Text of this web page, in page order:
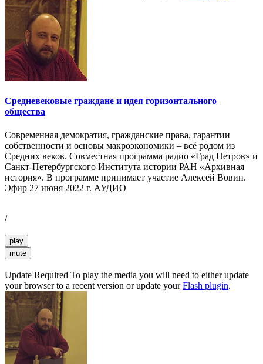
Средневековые граждане и идея горизонтального
общества
Современная демократия, гражданские права, гарантии
собственности и основы макроэкономики – всё родом из
Средних веков. Совместная программа радио «Град Петров» и
Санкт-Петербургского Института истории РАН «Архивная
история». В программе принимает участие Алексей Вовин.
Эфир 27 июня 2022 г. АУДИО
/
play
mute
Update Required To play the media you will need to either update
your browser to a recent version or update yourFlash plugin.